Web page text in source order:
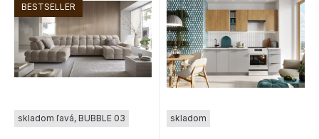
BESTSELLER
skladom ľavá, BUBBLE 03 skladom